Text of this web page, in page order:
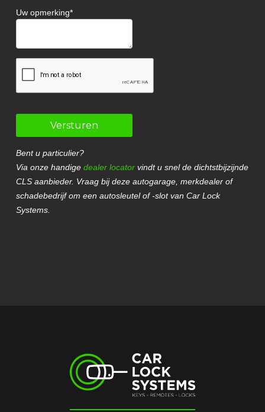
Uw opmerking
Versturen
Bent u particulier?
Via onze handigedealer locator vindt u snel de dichtstbijzijnde
CLS aanbieder. Vraag bij deze autogarage, merkdealer of
schadebedrijf om een autosleutel of -slot van Car Lock
Systems.